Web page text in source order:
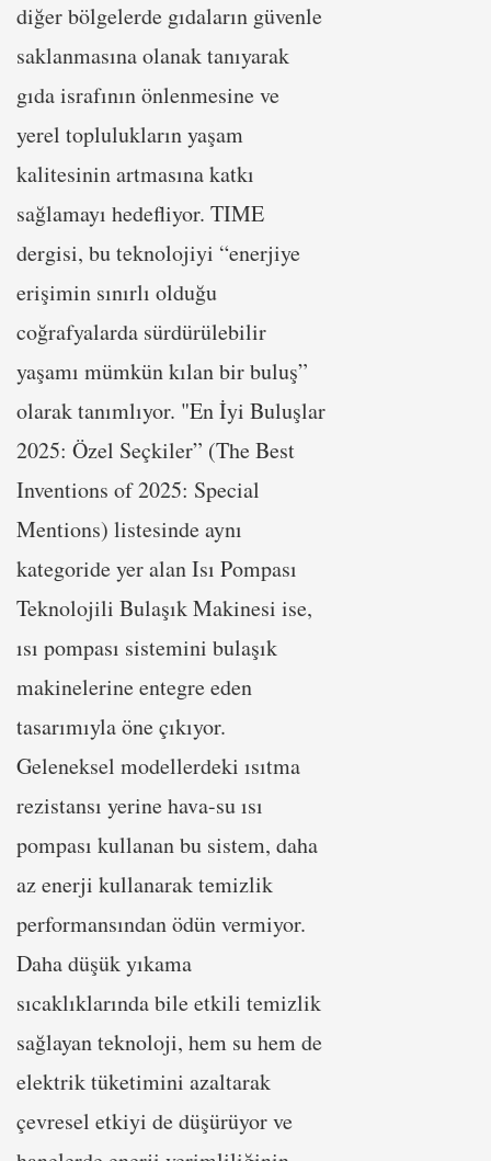
diğer bölgelerde gıdaların güvenle
saklanmasına olanak tanıyarak
gıda israfının önlenmesine ve
yerel toplulukların yaşam
kalitesinin artmasına katkı
sağlamayı hedefliyor. TIME
dergisi, bu teknolojiyi “enerjiye
erişimin sınırlı olduğu
coğrafyalarda sürdürülebilir
yaşamı mümkün kılan bir buluş”
olarak tanımlıyor. "En İyi Buluşlar
2025: Özel Seçkiler” (The Best
Inventions of 2025: Special
Mentions) listesinde aynı
kategoride yer alan Isı Pompası
Teknolojili Bulaşık Makinesi ise,
ısı pompası sistemini bulaşık
makinelerine entegre eden
tasarımıyla öne çıkıyor.
Geleneksel modellerdeki ısıtma
rezistansı yerine hava-su ısı
pompası kullanan bu sistem, daha
az enerji kullanarak temizlik
performansından ödün vermiyor.
Daha düşük yıkama
sıcaklıklarında bile etkili temizlik
sağlayan teknoloji, hem su hem de
elektrik tüketimini azaltarak
çevresel etkiyi de düşürüyor ve